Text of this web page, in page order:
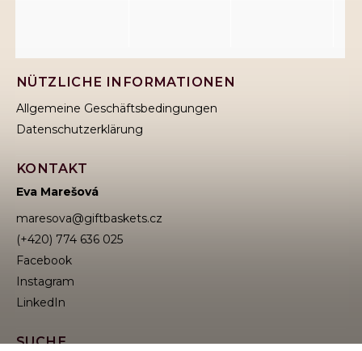
NÜTZLICHE INFORMATIONEN
Allgemeine Geschäftsbedingungen
Datenschutzerklärung
KONTAKT
Eva Marešová
maresova@giftbaskets.cz
(+420) 774 636 025
Facebook
Instagram
SUCHE